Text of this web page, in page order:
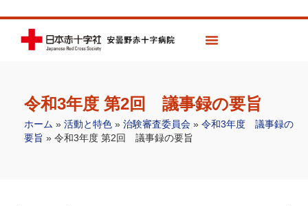
令和3年度 第2回 議事録の要旨
ホーム » 活動と特色 » 治験審査委員会 » 令和3年度 議事録の
要旨 » 令和3年度 第2回 議事録の要旨